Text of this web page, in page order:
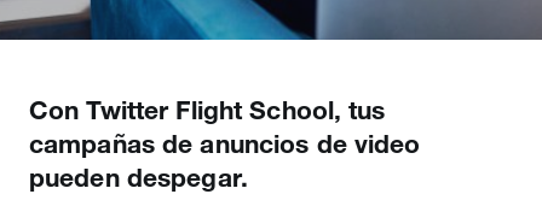
Con Twitter Flight School, tus
campañas de anuncios de video
pueden despegar.